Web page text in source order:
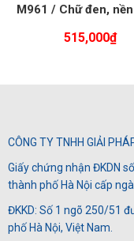
M961 / Chữ đen,
515,000₫
CÔNG TY TNHH GIẢI
Giấy chứng nhận ĐKDN
thành phố Hà Nội cấp
ĐKKD: Số 1 ngõ 250/51
phố Hà Nội, Việt Nam.